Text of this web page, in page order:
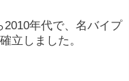
公開イベントやフ
し、それによって
年代で、名バイプ
立しました。